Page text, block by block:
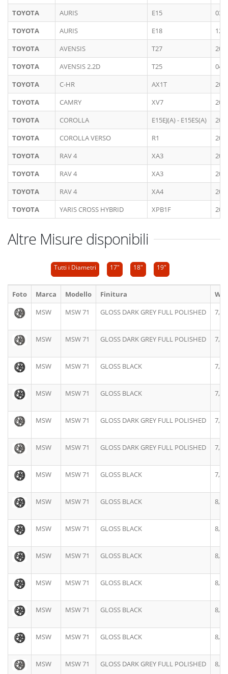
TOYOTA
AURIS E15
03/
TOYOTA
AURIS E18
12/
TOYOTA
AVENSIS T27
TOYOTA
AVENSIS 2.2D T25
04/
TOYOTA
C-HR AX1T
TOYOTA
CAMRY XV7
TOYOTA
COROLLA E15EJ(A) - E15ES(A)
TOYOTA
COROLLA VERSO R1
TOYOTA
RAV 4 XA3
TOYOTA
RAV 4 XA3
TOYOTA
RAV 4 XA4
TOYOTA
YARIS CROSS HYBRID XPB1F
Altre Misure disponibili
Tutti i Diametri 17" 18" 19"
Foto Marca Modello Finitura
MSW
MSW 71 GLOSS DARK GREY FULL POLISHED 7,5J
MSW MSW 71 GLOSS DARK GREY FULL POLISHED 7,5J
MSW MSW 71 GLOSS BLACK 7,5J
MSW MSW 71 GLOSS BLACK 7,5J
MSW MSW 71 GLOSS DARK GREY FULL POLISHED 7,5J
MSW MSW 71 GLOSS DARK GREY FULL POLISHED 7,5J
MSW MSW 71 GLOSS BLACK 7,5J
MSW MSW 71 GLOSS BLACK 8,0J
MSW MSW 71 GLOSS BLACK 8,0J
MSW MSW 71 GLOSS BLACK 8,0J
MSW MSW 71 GLOSS BLACK 8,0J
MSW MSW 71 GLOSS BLACK 8,0J
MSW MSW 71 GLOSS BLACK 8,0J
MSW MSW 71 GLOSS DARK GREY FULL POLISHED 8,0J